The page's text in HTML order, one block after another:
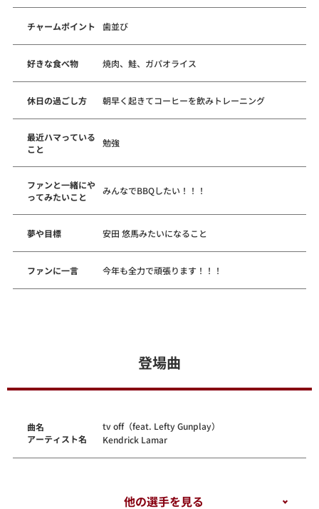
チャームポイント 歯並び
好きな食べ物 焼肉、鮭、ガパオライス
休日の過ごし方 朝早く起きてコーヒーを飲みトレーニング
最近ハマっている
こと
勉強
ファンと一緒にや
ってみたいこと
みんなでBBQしたい！！！
夢や目標 安田 悠馬みたいになること
ファンに一言 今年も全力で頑張ります！！！
登場曲
曲名
アーティスト名
tv off（feat. Lefty Gunplay）
Kendrick Lamar